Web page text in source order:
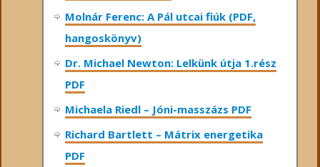
Molnár Ferenc: A Pál utcai fiúk (PDF,
hangoskönyv)
Dr. Michael Newton: Lelkünk útja 1.rész
PDF
Michaela Riedl – Jóni-masszázs PDF
Richard Bartlett – Mátrix energetika
PDF